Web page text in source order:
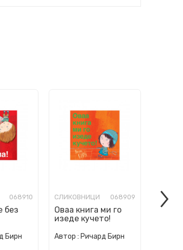
068910
без
Бирн
СЛИКОВНИЦИ 068909
Оваа книга ми го
изеде кучето!
Автор : Ричард Бирн
Ние